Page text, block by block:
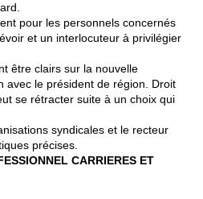
pour les personnels concernés
et un interlocuteur à privilégier
être clairs sur la nouvelle
avec le président de région. Droit
se rétracter suite à un choix qui
syndicales et le recteur
précises.
CARRIERES ET